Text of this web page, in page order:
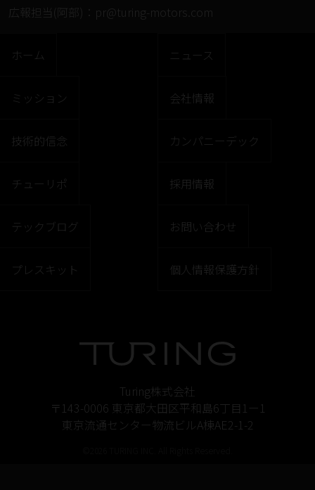
広報担当(阿部)： pr@turing-motors.com
Turing株式会社
〒143-0006 東京都大田区平和島6丁目1ー1
東京流通センター物流ビルA棟AE2-1-2
ホーム
ミッション
技術的信念
チューリポ
テックブログ
プレスキット
ニュース
会社情報
カンパニーデック
採用情報
お問い合わせ
個人情報保護方針